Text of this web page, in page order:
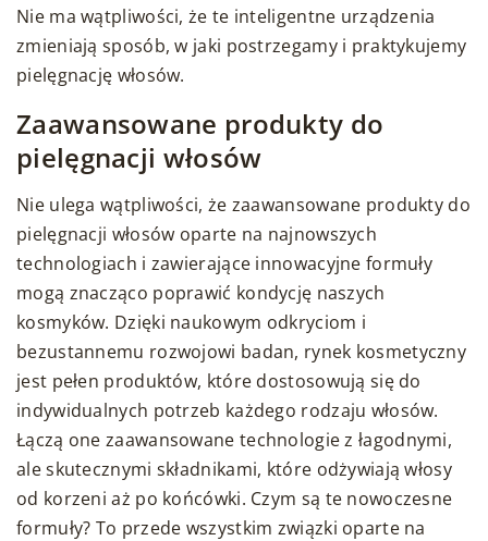
Nie ma wątpliwości, że te inteligentne urządzenia
zmieniają sposób, w jaki postrzegamy i praktykujemy
pielęgnację włosów.
Zaawansowane produkty do
pielęgnacji włosów
Nie ulega wątpliwości, że zaawansowane produkty do
pielęgnacji włosów oparte na najnowszych
technologiach i zawierające innowacyjne formuły
mogą znacząco poprawić kondycję naszych
kosmyków. Dzięki naukowym odkryciom i
bezustannemu rozwojowi badan, rynek kosmetyczny
jest pełen produktów, które dostosowują się do
indywidualnych potrzeb każdego rodzaju włosów.
Łączą one zaawansowane technologie z łagodnymi,
ale skutecznymi składnikami, które odżywiają włosy
od korzeni aż po końcówki. Czym są te nowoczesne
formuły? To przede wszystkim związki oparte na